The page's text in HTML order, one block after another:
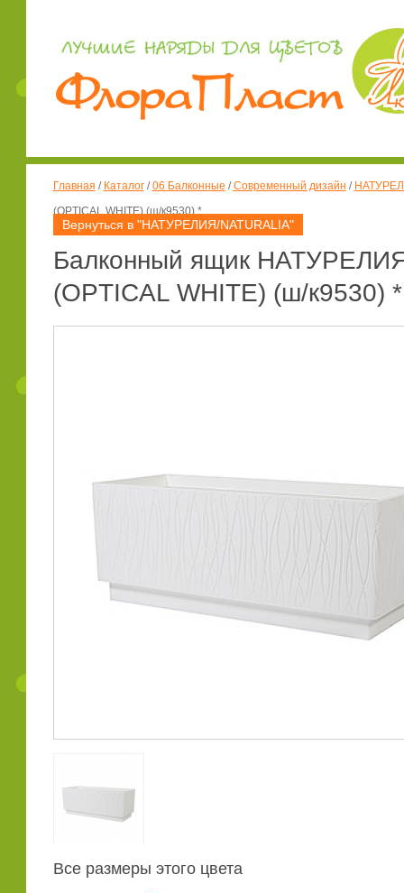
Главная / Каталог/06 Балконные /Современный дизайн /
(OPTICAL WHITE) (ш/к9530) *
Вернуться в "НАТУРЕЛИЯ/NATURALIA"
Балконный ящик
(OPTICAL WHITE) (ш/к9530) *
Все размеры этого цвета